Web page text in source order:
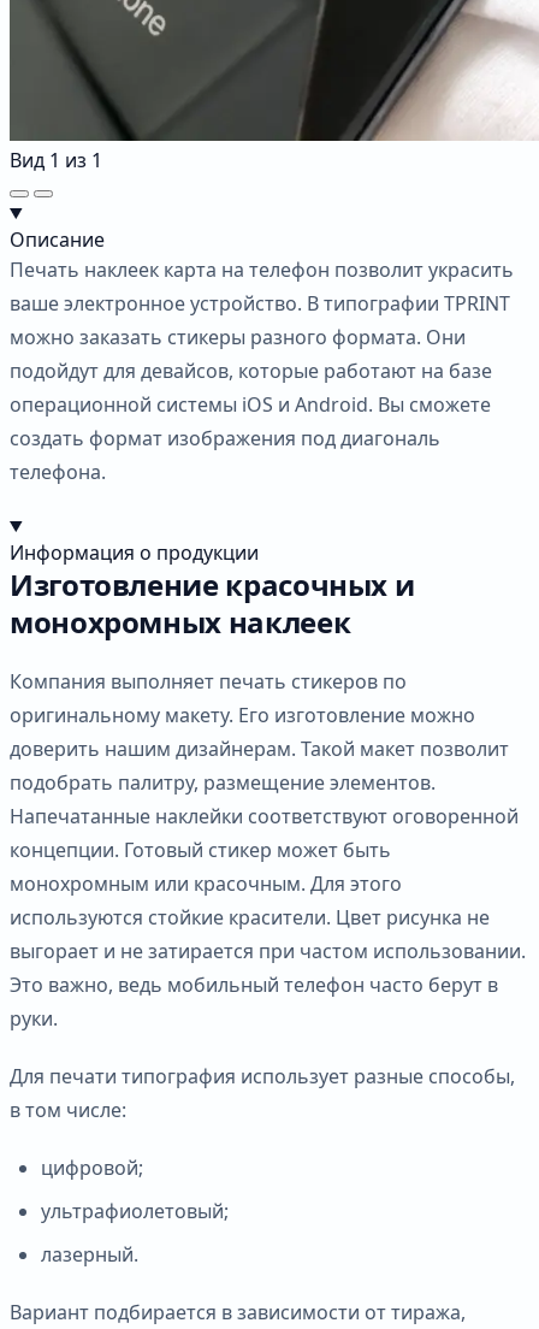
Вид 1 из 1
Описание
Печать наклеек карта на телефон позволит украсить
ваше электронное устройство. В типографии TPRINT
можно заказать стикеры разного формата. Они
подойдут для девайсов, которые работают на базе
операционной системы iOS и Android. Вы сможете
создать формат изображения под диагональ
телефона.
Информация о продукции
Изготовление красочных и
монохромных наклеек
Компания выполняет печать стикеров по
оригинальному макету. Его изготовление можно
доверить нашим дизайнерам. Такой макет позволит
подобрать палитру, размещение элементов.
Напечатанные наклейки соответствуют оговоренной
концепции. Готовый стикер может быть
монохромным или красочным. Для этого
используются стойкие красители. Цвет рисунка не
выгорает и не затирается при частом использовании.
Это важно, ведь мобильный телефон часто берут в
руки.
Для печати типография использует разные способы,
в том числе:
цифровой;
ультрафиолетовый;
лазерный.
Вариант подбирается в зависимости от тиража,